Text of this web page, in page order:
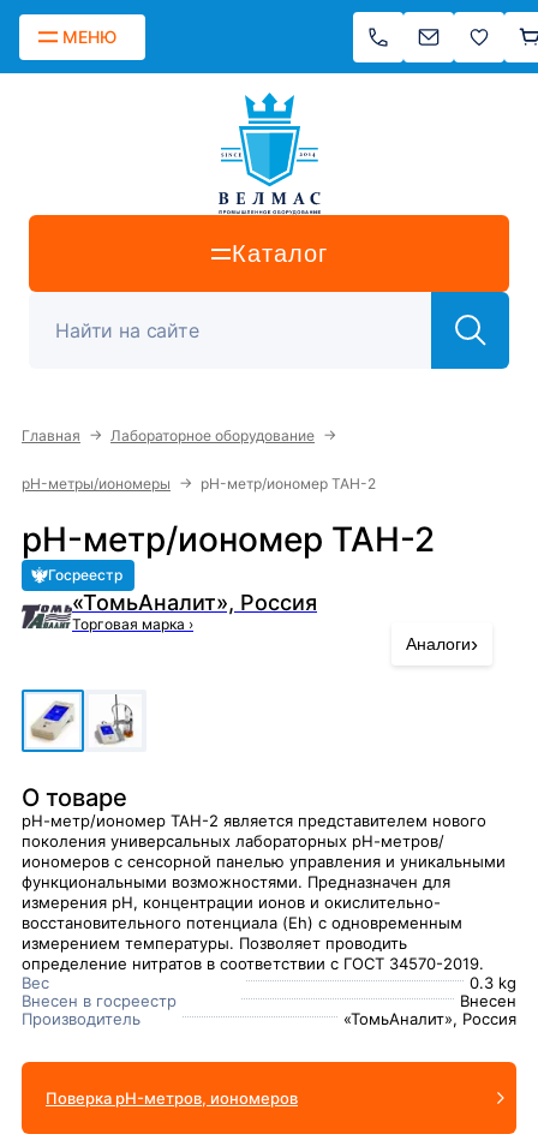
МЕНЮ
Каталог
Главная → Лабораторное оборудование →
pH-метры/иономеры → pH-метр/иономер ТАН-2
pH-метр/иономер ТАН-2
Госреестр
«ТомьАналит», Россия
Торговая марка ›
Аналоги›
О товаре
рН-метр/иономер ТАН-2 является представителем нового
поколения универсальных лабораторных рН-метров/
иономеров с сенсорной панелью управления и уникальными
функциональными возможностями. Предназначен для
измерения рН, концентрации ионов и окислительно-
восстановительного потенциала (Eh) с одновременным
измерением температуры. Позволяет проводить
определение нитратов в соответствии с ГОСТ 34570-2019.
Вес
0.3 kg
Внесен в госреестр
Внесен
Производитель
«ТомьАналит», Россия
Поверка pH-метров, иономеров